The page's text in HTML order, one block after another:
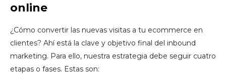
online
¿Cómo convertir las nuevas visitas a tu ecommerce en
clientes? Ahí está la clave y objetivo final del inbound
marketing. Para ello, nuestra estrategia debe seguir cuatro
etapas o fases. Estas son: